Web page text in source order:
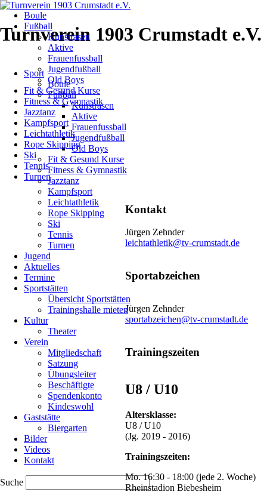
Turnverein 1903 Crumstadt e.V.
Navigation
überspringen
Sport
Boule
Fußball
Kunstrasen
Aktive
Frauenfussball
Jugendfußball
Old Boys
Fit & Gesund Kurse
Fitness & Gymnastik
Jazztanz
Kampfsport
Leichtathletik
Rope Skipping
Ski
Tennis
Turnen
Jugend
Aktuelles
Termine
Sportstätten
Übersicht Sportstätten
Trainingshalle mieten
Kultur
Theater
Verein
Mitgliedschaft
Satzung
Übungsleiter
Beschäftigte
Spendenkonto
Kindeswohl
Gaststätte
Biergarten
Bilder
Videos
Kontakt
Suche
Leichtathletik
Athleten
LG
beim
HLV-
Kreise-
Vergleich
2022
dabei
04.10.2022
Ruckelshausen
Zum
Ende
der
Wettkampfsaison
findet
der
Kreise-
Navigation
überspringen
Boule
Fußball
Kunstrasen
Aktive
Frauenfussball
Jugendfußball
Old Boys
Fit & Gesund Kurse
Fitness & Gymnastik
Jazztanz
Kampfsport
Leichtathletik
Rope Skipping
Ski
Tennis
Turnen
Kontakt
Jürgen Zehnder
leichtathletik@tv-crumstadt.de
Sportabzeichen
Jürgen Zehnder
sportabzeichen@tv-crumstadt.de
Trainingszeiten
U8 / U10
Altersklasse:
U8 / U10
(Jg. 2019 - 2016)
Trainingszeiten:
Mo. 16:30 - 18:00 (jede 2. Woche)
Rheinstadion Biebesheim